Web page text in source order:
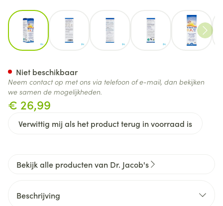
View larger imageView larger imageView larger imageView larger image
View
€ 26,99
Verwittig mij als het product terug in voorraad is
Niet beschikbaar
Neem contact op met ons via telefoon of e-mail, dan bekijken
we samen de mogelijkheden.
Bekijk alle producten van Dr. Jacob's
Beschrijving